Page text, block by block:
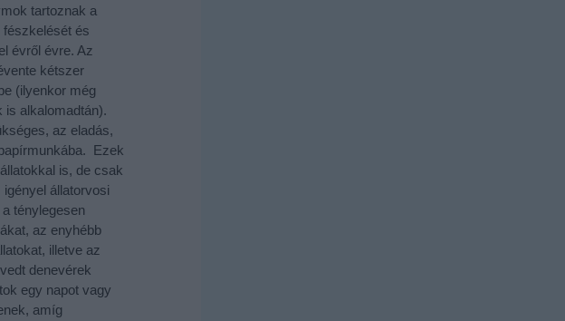
tartoznak a
fészkelését és
évről évre. Az
kétszer
(ilyenkor még
is alkalomadtán).
az eladás,
Ezek
is, de csak
állatorvosi
ténylegesen
az enyhébb
illetve az
denevérek
egy napot vagy
amíg